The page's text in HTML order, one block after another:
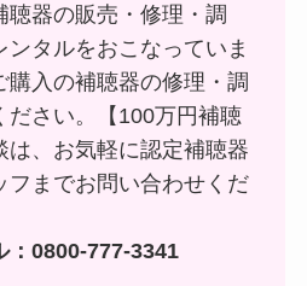
聴器の販売・修理・調
ンタルをおこなっていま
購入の補聴器の修理・調
ださい。【100万円補聴
は、お気軽に認定補聴器
フまでお問い合わせくだ
：0800-777-3341